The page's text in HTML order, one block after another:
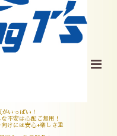
いっぱい！
不安は心配ご無用！
けには安心+楽しさ重